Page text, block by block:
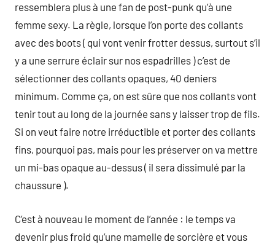
ressemblera plus à une fan de post-punk qu’à une
femme sexy. La règle, lorsque l’on porte des collants
avec des boots ( qui vont venir frotter dessus, surtout s’il
y a une serrure éclair sur nos espadrilles ) c’est de
sélectionner des collants opaques, 40 deniers
minimum. Comme ça, on est sûre que nos collants vont
tenir tout au long de la journée sans y laisser trop de fils.
Si on veut faire notre irréductible et porter des collants
fins, pourquoi pas, mais pour les préserver on va mettre
un mi-bas opaque au-dessus ( il sera dissimulé par la
chaussure ).
C’est à nouveau le moment de l’année : le temps va
devenir plus froid qu’une mamelle de sorcière et vous